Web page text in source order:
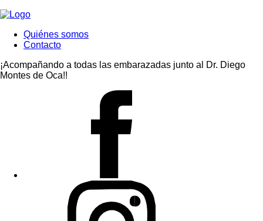
Quiénes somos
Contacto
¡Acompañando a todas las embarazadas junto al Dr. Diego
Montes de Oca!!